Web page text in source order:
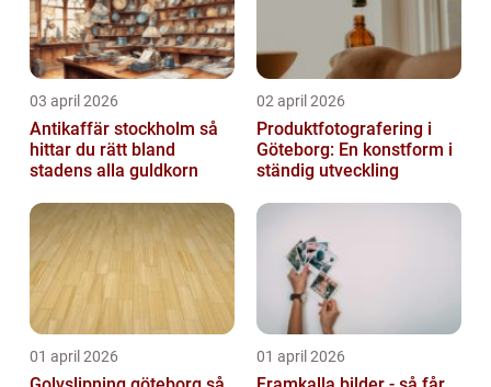
03 april 2026
Antikaffär stockholm så
hittar du rätt bland
stadens alla guldkorn
02 april 2026
Produktfotografering i
Göteborg: En konstform i
ständig utveckling
01 april 2026 01 april 2026